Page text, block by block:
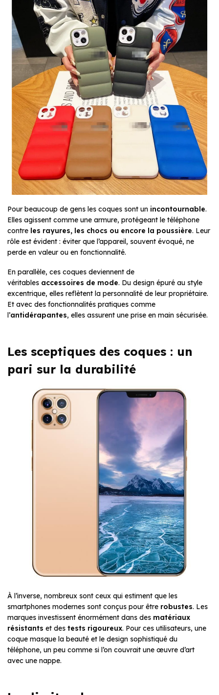
Pour beaucoup de gens les coques sont un incontournable.
Elles agissent comme une armure, protégeant le téléphone
contre les rayures, les chocs ou encore la poussière. Leur
rôle est évident : éviter que l’appareil, souvent évoqué, ne
perde en valeur ou en fonctionnalité.
En parallèle, ces coques deviennent de
véritables accessoires de mode. Du design épuré au style
excentrique, elles reflètent la personnalité de leur propriétaire.
Et avec des fonctionnalités pratiques comme
l’antidérapantes, elles assurent une prise en main sécurisée.
Les sceptiques des coques : un
pari sur la durabilité
À l’inverse, nombreux sont ceux qui estiment que les
smartphones modernes sont conçus pour être robustes. Les
marques investissent énormément dans des matériaux
résistants et des tests rigoureux. Pour ces utilisateurs, une
coque masque la beauté et le design sophistiqué du
téléphone, un peu comme si l’on couvrait une œuvre d’art
avec une nappe.